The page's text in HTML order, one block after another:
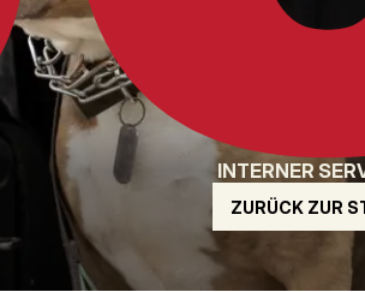
INTERNER
ZURÜCK ZUR